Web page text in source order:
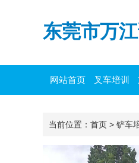
东莞市万
网站首页 叉车培训
当前位置： 首页 > 铲车